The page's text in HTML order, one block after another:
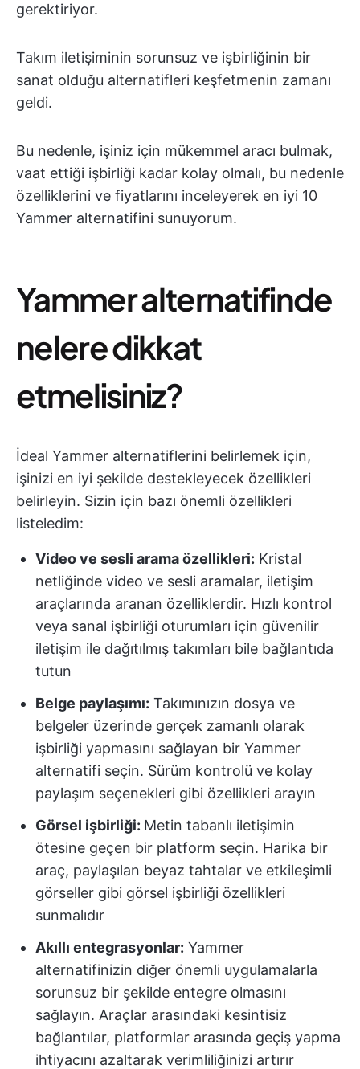
gerektiriyor.
Takım iletişiminin sorunsuz ve işbirliğinin bir
sanat olduğu alternatifleri keşfetmenin zamanı
geldi.
Bu nedenle, işiniz için mükemmel aracı bulmak,
vaat ettiği işbirliği kadar kolay olmalı, bu nedenle
özelliklerini ve fiyatlarını inceleyerek en iyi 10
Yammer alternatifini sunuyorum.
Yammer alternatifinde
nelere dikkat
etmelisiniz?
İdeal Yammer alternatiflerini belirlemek için,
işinizi en iyi şekilde destekleyecek özellikleri
belirleyin. Sizin için bazı önemli özellikleri
listeledim:
Video ve sesli arama özellikleri: Kristal
netliğinde video ve sesli aramalar, iletişim
araçlarında aranan özelliklerdir. Hızlı kontrol
veya sanal işbirliği oturumları için güvenilir
iletişim ile dağıtılmış takımları bile bağlantıda
tutun
Belge paylaşımı: Takımınızın dosya ve
belgeler üzerinde gerçek zamanlı olarak
işbirliği yapmasını sağlayan bir Yammer
alternatifi seçin. Sürüm kontrolü ve kolay
paylaşım seçenekleri gibi özellikleri arayın
Görsel işbirliği: Metin tabanlı iletişimin
ötesine geçen bir platform seçin. Harika bir
araç, paylaşılan beyaz tahtalar ve etkileşimli
görseller gibi görsel işbirliği özellikleri
sunmalıdır
Akıllı entegrasyonlar: Yammer
alternatifinizin diğer önemli uygulamalarla
sorunsuz bir şekilde entegre olmasını
sağlayın. Araçlar arasındaki kesintisiz
bağlantılar, platformlar arasında geçiş yapma
ihtiyacını azaltarak verimliliğinizi artırır